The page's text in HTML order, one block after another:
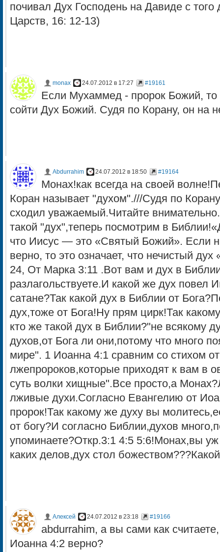
почивал Дух Господень на Давиде с
Царств, 16: 12-13)
monax 24.07.2012 в 17:27 #19161
Если Мухаммед - пророк Божий,
сойти Дух Божий. Судя по Корану, он на
Abdurrahim 24.07.2012 в 18:50 #19164
Монах!как всегда на своей
Коран называет "духом".///Судя по
сходил уважаемый.Читайте
такой "дух",теперь посмотрим в
что Иисус — это «Святый Божий». Если
верно, то это означает, что нечистый
24, От Марка 3:11 .Вот вам и дух в
разлагольствуете.И какой же дух повел
сатане?Так какой дух в Библии от
дух,тоже от Бога!Ну прям цирк!Так
кто же такой дух в Библии?"не всякому
духов,от Бога ли они,потому что много
мире". 1 Иоанна 4:1 сравним со стихом
лжепророков,которые приходят к вам в
суть волки хищные".Все просто,а
лживые духи.Согласно Евангелию от
пророк!Так какому же духу вы
от богу?И согласно Библии,духов
упоминаете?Откр.3:1 4:5 5:6!Монах,вы
каких делов,дух стол
Алексей 24.07.2012 в 23:18 #19166
abdurrahim, а вы сами как
Иоанна 4:2 верно?